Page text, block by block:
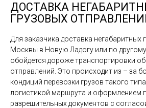
ДОСТАВКА
ГРУЗОВЫХ
Для заказчика доставка негабаритных
Москвы в Новую Ладогу или по
обойдется дороже транспортировки
отправлений. Это происходит из – за
кондиций перевозки грузов такого
логистикой маршрута и оформлением
разрешительных документов с